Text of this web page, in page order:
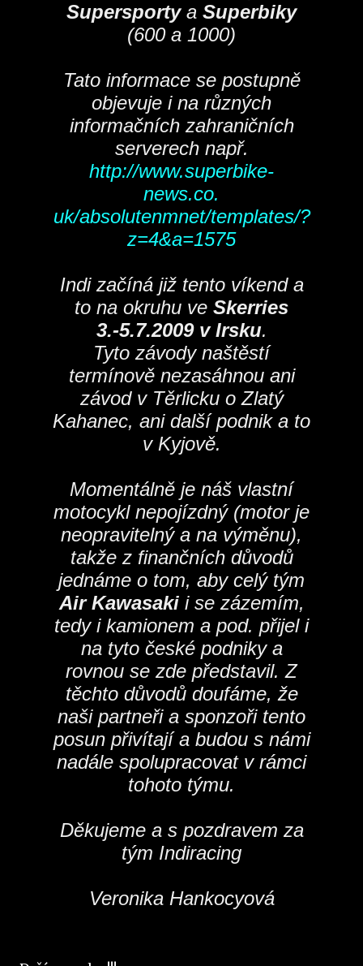
Supersportya Superbiky
(600 a 1000)
Tato informace se postupně
objevuje i na různých
informačních zahraničních
serverech např.
http://www.superbike-
news.co.
uk/absolutenmnet/templates/?
z=4&a=1575
Indi začíná již tento víkend a
to na okruhu ve Skerries
3.-5.7.2009 v Irsku.
Tyto závody naštěstí
termínově nezasáhnou ani
závod v Těrlicku o Zlatý
Kahanec, ani další podnik a to
v Kyjově.
Momentálně je náš vlastní
motocykl nepojízdný (motor je
neopravitelný a na výměnu),
takže z finančních důvodů
jednáme o tom, aby celý tým
Air Kawasaki i se zázemím,
tedy i kamionem a pod. přijel i
na tyto české podniky a
rovnou se zde představil. Z
těchto důvodů doufáme, že
naši partneři a sponzoři tento
posun přivítají a budou s námi
nadále spolupracovat v rámci
tohoto týmu.
Děkujeme a s pozdravem za
tým Indiracing
Veronika Hankocyová